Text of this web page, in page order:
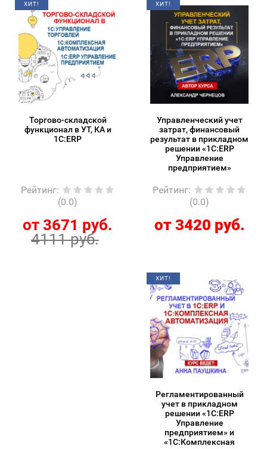
ХИТ!
Торгово-складской
функционал в УТ, КА и
1С:ERP
Рейтинг:
(0.0)
от 3671 руб.
4111 руб.
ХИТ!
Управленческий учет
затрат, финансовый
результат в прикладном
решении «1С:ERP
Управление
предприятием»
Рейтинг:
(0.0)
от 3420 руб.
ХИТ!
Регламентированный
учет в прикладном
решении «1С:ERP
Управление
предприятием» и
«1С:Комплексная